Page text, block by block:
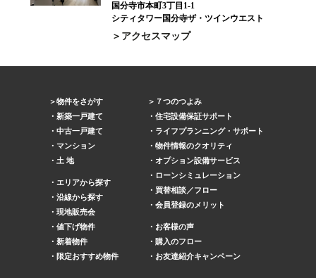
国分寺市本町3丁目1-1
シティタワー国分寺ザ・ツインウエスト
アクセスマップ
物件をさがす
新築一戸建て
中古一戸建て
マンション
土 地
エリアから探す
沿線から探す
現地販売会
値下げ物件
新着物件
限定おすすめ物件
７つのつよみ
住宅設備保証サポート
ライフプランニング・サポート
物件情報のクオリティ
オプション設備サービス
ローンシミュレーション
買替相談／フロー
会員登録のメリット
お客様の声
購入のフロー
お友達紹介キャンペーン